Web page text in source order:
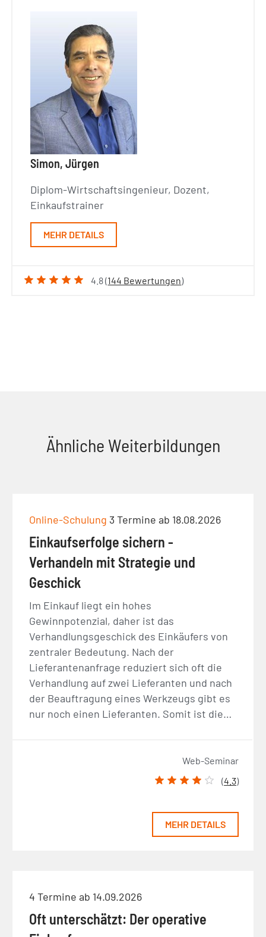
Simon, Jürgen
Diplom-Wirtschaftsingenieur, Dozent,
Einkaufstrainer
MEHR DETAILS
4.8 (144 Bewertungen)
Ähnliche Weiterbildungen
Online-Schulung 3 Termine ab 18.08.2026
Einkaufserfolge sichern -
Verhandeln mit Strategie und
Geschick
Im Einkauf liegt ein hohes
Gewinnpotenzial, daher ist das
Verhandlungsgeschick des Einkäufers von
zentraler Bedeutung. Nach der
Lieferantenanfrage reduziert sich oft die
Verhandlung auf zwei Lieferanten und nach
der Beauftragung eines Werkzeugs gibt es
nur noch einen Lieferanten. Somit ist die…
Web-Seminar
(4.3)
MEHR DETAILS
4 Termine ab 14.09.2026
Oft unterschätzt: Der operative